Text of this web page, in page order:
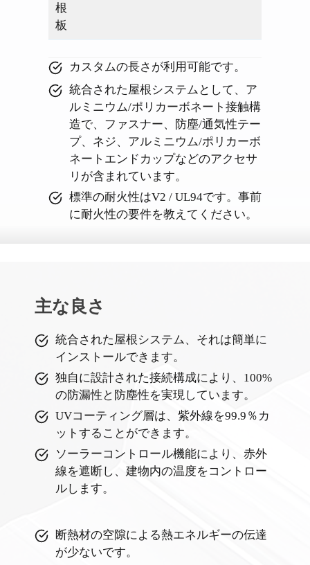
根
板
カスタムの長さが利用可能です。
統合された屋根システムとして、ア
ルミニウム/ポリカーボネート接触構
造で、ファスナー、防塵/通気性テー
プ、ネジ、アルミニウム/ポリカーボ
ネートエンドカップなどのアクセサ
リが含まれています。
標準の耐火性はV2 / UL94です。事前
に耐火性の要件を教えてください。
主な良さ
統合された屋根システム、それは簡単に
インストールできます。
独自に設計された接続構成により、100%
の防漏性と防塵性を実現しています。
UVコーティング層は、紫外線を99.9％カ
ットすることができます。
ソーラーコントロール機能により、赤外
線を遮断し、建物内の温度をコントロー
ルします。
断熱材の空隙による熱エネルギーの伝達
が少ないです。